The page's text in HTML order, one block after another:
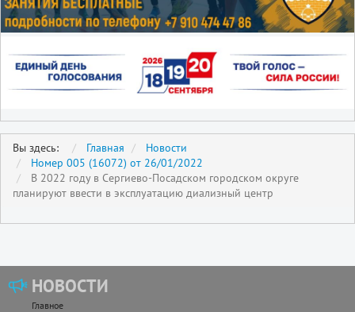
Вы здесь: Главная
Новости
Номер 005 (16072) от 26/01/2022
В 2022 году в Сергиево-Посадском городском округе
планируют ввести в эксплуатацию диализный центр
НОВОСТИ
Главное